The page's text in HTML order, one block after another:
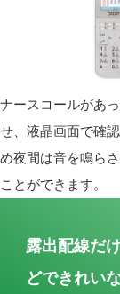
ナースコールがあ
せ、液晶画面で確
め夜間は音を鳴ら
ことができます。
露出配線だ
どできれい